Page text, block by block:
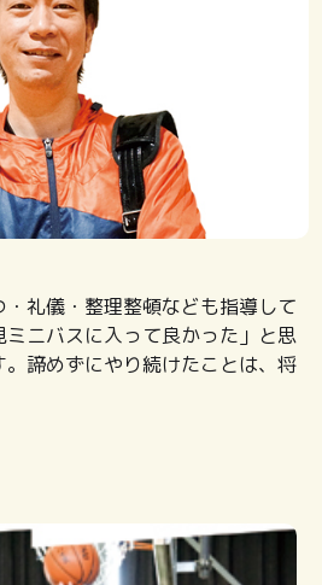
礼儀・整理整頓なども指導して
ニバスに入って良かった」と思
諦めずにやり続けたことは、将